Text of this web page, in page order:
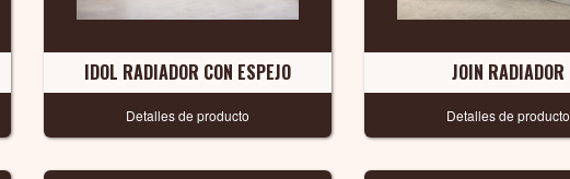
IDOL RADIADOR CON ESPEJO
Detalles de producto
JOIN RADIADOR
Detalles de producto